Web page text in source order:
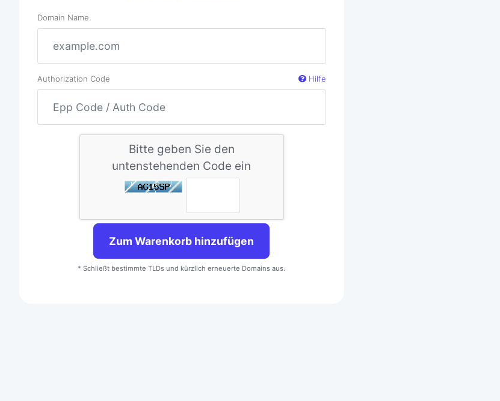
Domain Name
Authorization Code Hilfe
Bitte geben Sie den
untenstehenden Code ein
Zum Warenkorb hinzufügen
* Schließt bestimmte TLDs und kürzlich erneuerte Domains aus.